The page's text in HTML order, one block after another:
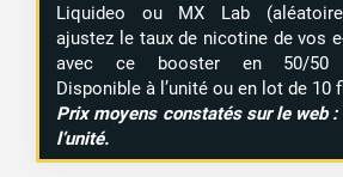
Liquideo ou MX Lab
ajustez le taux de nicotine de vos
avec ce booster en 50/50
Disponible à l’unité ou en lot de 10
Prix moyens constatés sur le web
l’unité.